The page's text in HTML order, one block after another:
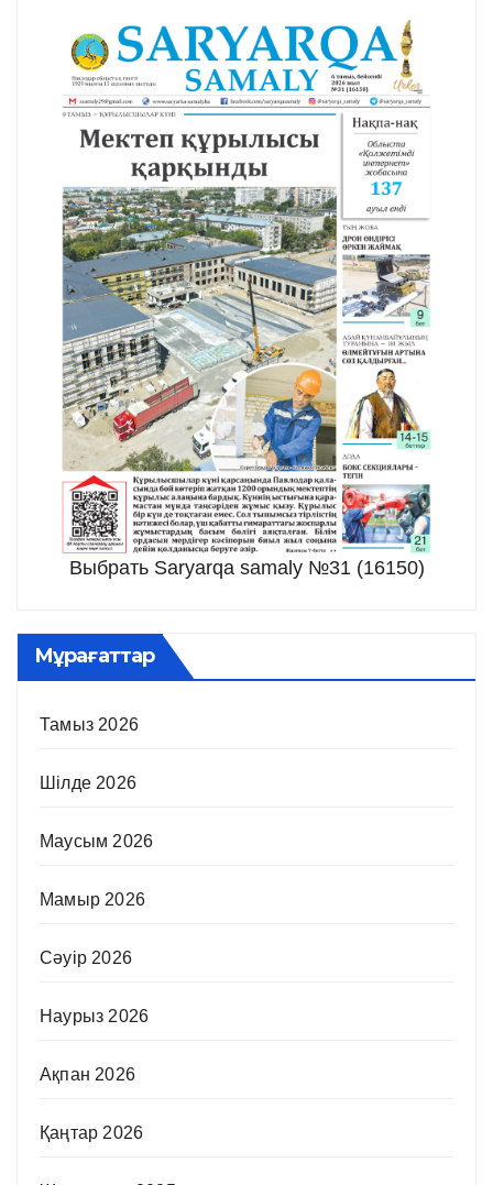
Выбрать Saryarqa samaly №31 (16150)
Мұрағаттар
Тамыз 2026
Шілде 2026
Маусым 2026
Мамыр 2026
Сәуір 2026
Наурыз 2026
Ақпан 2026
Қаңтар 2026